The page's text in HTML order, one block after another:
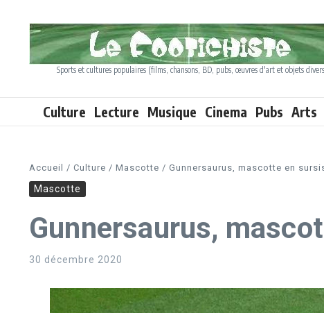
Sports et cultures populaires (films, chansons, BD, pubs, œuvres d'art et objets
Culture Lecture Musique Cinema Pubs Arts
Accueil / Culture / Mascotte / Gunnersaurus, mascotte en
Mascotte
Gunnersaurus,
30 décembre 2020